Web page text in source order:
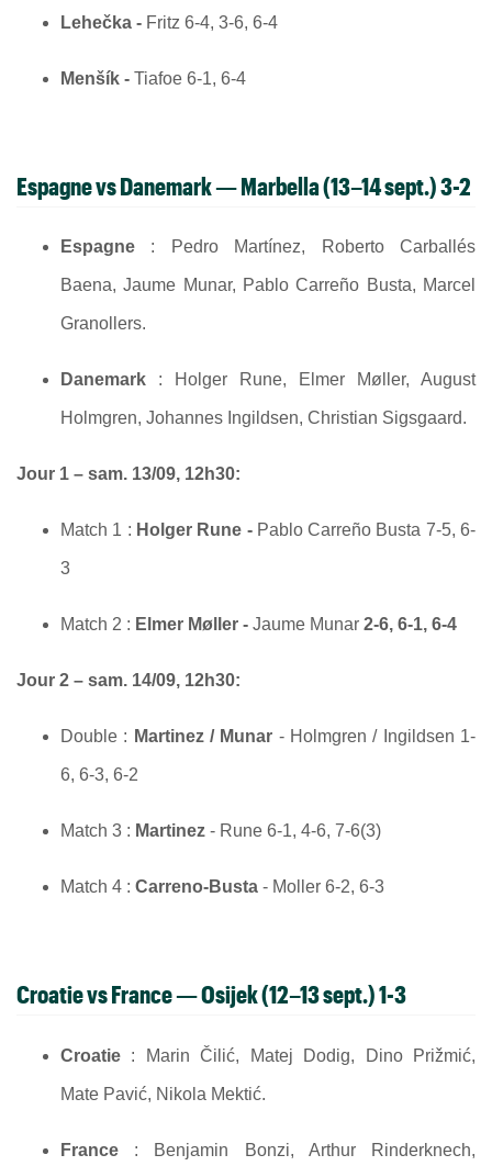
Lehečka - Fritz 6-4, 3-6, 6-4
Menšík - Tiafoe 6-1, 6-4
Espagne vs Danemark— Marbella (13–14 sept.) 3-2
Espagne : Pedro Martínez, Roberto Carballés
Baena, Jaume Munar, Pablo Carreño Busta, Marcel
Granollers.
Danemark : Holger Rune, Elmer Møller, August
Holmgren, Johannes Ingildsen, Christian Sigsgaard.
Jour 1 – sam. 13/09, 12h30:
Match 1 : Holger Rune -Pablo Carreño Busta 7-5, 6-
3
Match 2 : Elmer Møller - Jaume Munar 2-6, 6-1, 6-4
Jour 2 – sam. 14/09, 12h30:
Double : Martinez / Munar - Holmgren / Ingildsen 1-
6, 6-3, 6-2
Match 3 : Martinez - Rune 6-1, 4-6, 7-6(3)
Match 4 : Carreno-Busta - Moller 6-2, 6-3
Croatie vs France— Osijek (12–13 sept.) 1-3
Croatie : Marin Čilić, Matej Dodig, Dino Prižmić,
Mate Pavić, Nikola Mektić.
France : Benjamin Bonzi, Arthur Rinderknech,